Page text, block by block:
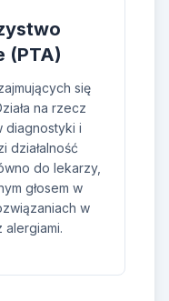
(PTA)
się
na rzecz
diagnostyki i
działalność
do lekarzy,
głosem w
w